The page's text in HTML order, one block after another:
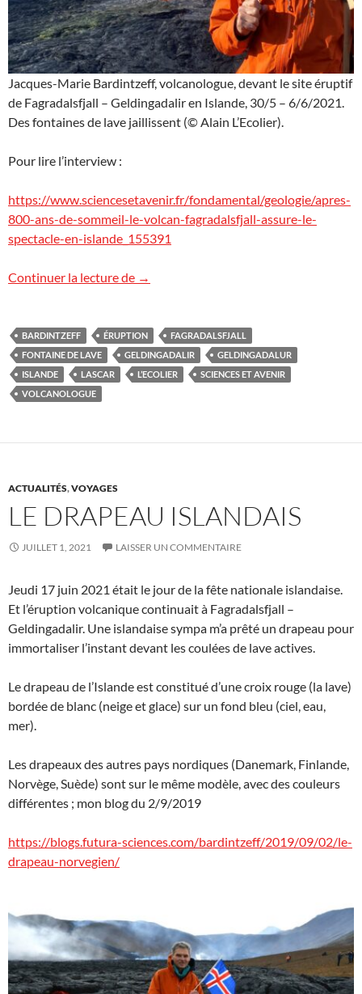
Jacques-Marie Bardintzeff, volcanologue, devant le site éruptif
de Fagradalsfjall – Geldingadalir en Islande, 30/5 – 6/6/2021.
Des fontaines de lave jaillissent (© Alain L’Ecolier).
Pour lire l’interview :
https://www.sciencesetavenir.fr/fondamental/geologie/apres-
800-ans-de-sommeil-le-volcan-fagradalsfjall-assure-le-
spectacle-en-islande_155391
Continuer la lecture de Islande : ITV pour Sciences et Avenir
→
BARDINTZEFF ÉRUPTION
FAGRADALSFJALL
FONTAINE DE LAVE
GELDINGADALIR
GELDINGADALUR
ISLANDE
LASCAR L’ECOLIER
SCIENCES ET AVENIR
VOLCANOLOGUE
ACTUALITÉS,VOYAGES
LE DRAPEAU ISLANDAIS
JUILLET 1, 2021 LAISSER UN COMMENTAIRE
Jeudi 17 juin 2021 était le jour de la fête nationale islandaise.
Et l’éruption volcanique continuait à Fagradalsfjall –
Geldingadalir. Une islandaise sympa m’a prêté un drapeau pour
immortaliser l’instant devant les coulées de lave actives.
Le drapeau de l’Islande est constitué d’une croix rouge (la lave)
bordée de blanc (neige et glace) sur un fond bleu (ciel, eau,
mer).
Les drapeaux des autres pays nordiques (Danemark, Finlande,
Norvège, Suède) sont sur le même modèle, avec des couleurs
différentes ; mon blog du 2/9/2019
https://blogs.futura-sciences.com/bardintzeff/2019/09/02/le-
drapeau-norvegien/